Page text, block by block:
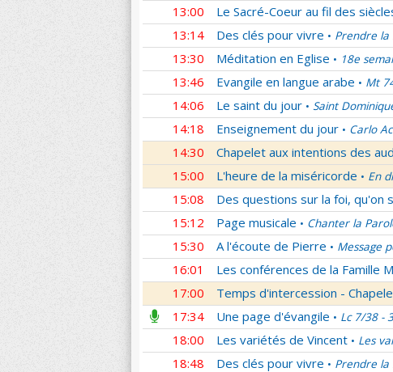
13:00 Le Sacré-Coeur au fil des
13:14 Des clés pour vivre • Prendre la
13:30 Méditation en Eglise • 18e
13:46 Evangile en langue arabe • Mt
14:06 Le saint du jour • Saint
14:18 Enseignement du jour • Carlo
14:30 Chapelet aux intentions des
15:00 L'heure de la miséricorde • En
15:08 Des questions sur la foi, qu'on
15:12 Page musicale • Chanter la
15:30 A l'écoute de Pierre • Message
16:01 Les conférences de la Famille
17:00 Temps d'intercession -
17:34 Une page d'évangile • Lc 7/38 -
18:00 Les variétés de Vincent • Les
18:48 Des clés pour vivre • Prendre la